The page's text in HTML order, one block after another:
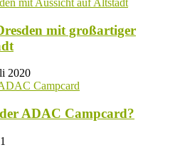
mit großartiger
2020
ADAC Campcard?